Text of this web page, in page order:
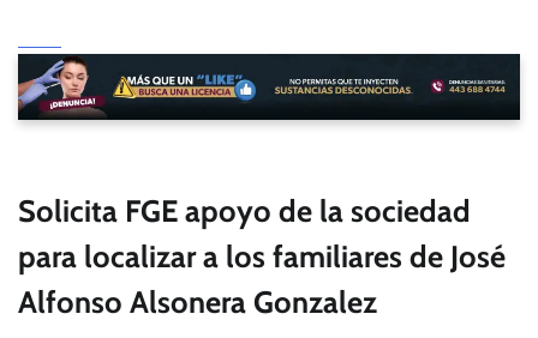
Solicita FGE apoyo de la sociedad
para localizar a los familiares de José
Alfonso Alsonera Gonzalez